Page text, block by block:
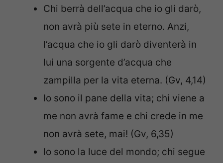
Chi berrà dell’acqua che io gli darò,
non avrà più sete in eterno. Anzi,
l’acqua che io gli darò diventerà in
lui una sorgente d’acqua che
zampilla per la vita eterna. (Gv, 4,14)
Io sono il pane della vita; chi viene a
me non avrà fame e chi crede in me
non avrà sete, mai! (Gv, 6,35)
Io sono la luce del mondo; chi segue